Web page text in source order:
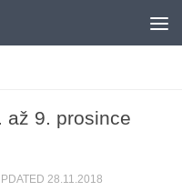
až 9. prosince
28.11.2018